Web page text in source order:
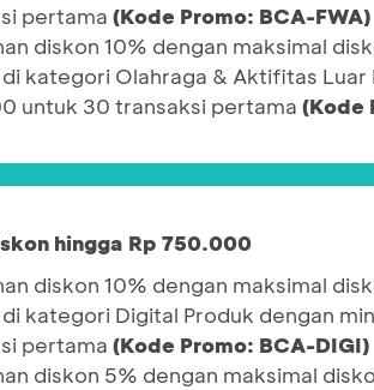
pertama (Kode Promo: BCA-FWA)
diskon 10% dengan maksimal
kategori Olahraga & Aktifitas Luar
untuk 30 transaksi pertama (Kode
hingga Rp 750.000
diskon 10% dengan maksimal
kategori Digital Produk dengan
pertama (Kode Promo: BCA-DIGI)
diskon 5% dengan maksimal